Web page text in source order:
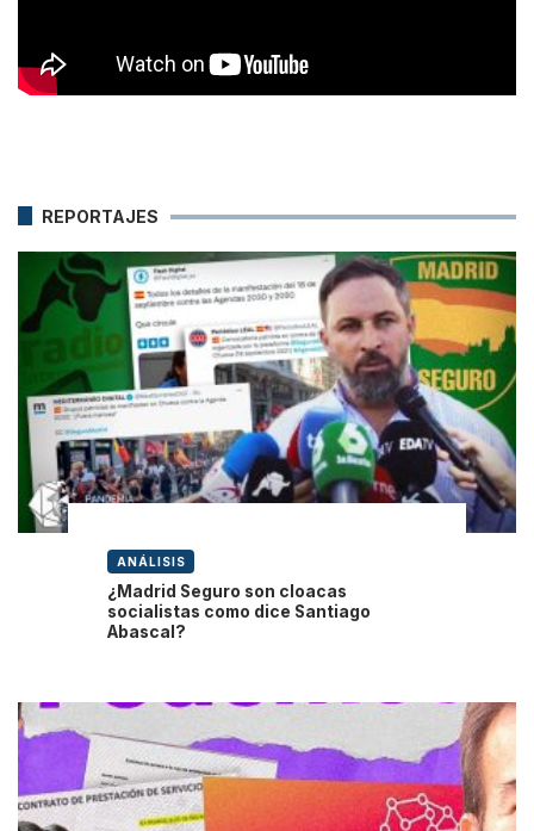
REPORTAJES
ANÁLISIS
¿Madrid Seguro son cloacas
socialistas como dice Santiago
Abascal?